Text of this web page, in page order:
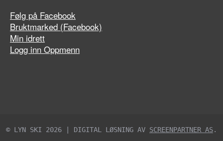
Følg på Facebook
Bruktmarked (Facebook)
Min idrett
Logg inn Oppmenn
© LYN SKI 2026 | DIGITAL LØSNING AV SCREENPARTNER AS.